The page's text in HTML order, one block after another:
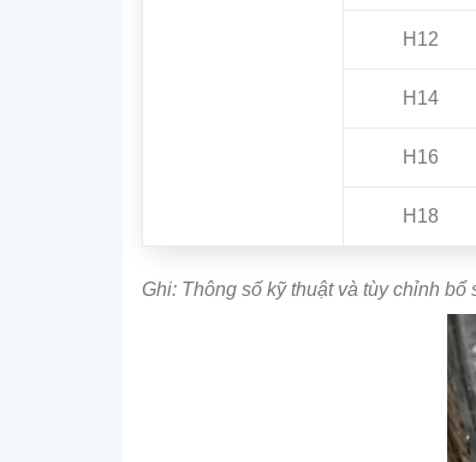
H12
H14
H16
H18
Ghi: Thông số kỹ thuật và tùy chỉnh bổ